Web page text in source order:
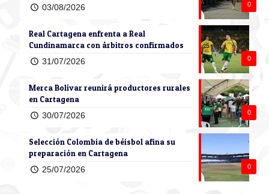
0
03/08/2026
0
Real Cartagena enfrenta a Real
Cundinamarca con árbitros confirmados
31/07/2026
0
Merca Bolívar reunirá productores rurales
en Cartagena
30/07/2026
0
Selección Colombia de béisbol afina su
preparación en Cartagena
25/07/2026